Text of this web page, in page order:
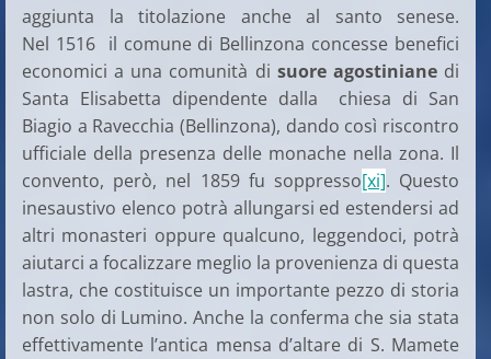
aggiunta la titolazione anche al santo senese.
Nel 1516 il comune di Bellinzona concesse benefici
economici a una comunità di suore agostinianedi
Santa Elisabetta dipendente dalla chiesa di San
Biagio a Ravecchia (Bellinzona), dando così riscontro
ufficiale della presenza delle monache nella zona. Il
convento, però, nel 1859 fu soppresso[xi]. Questo
inesaustivo elenco potrà allungarsi ed estendersi ad
altri monasteri oppure qualcuno, leggendoci, potrà
aiutarci a focalizzare meglio la provenienza di questa
lastra, che costituisce un importante pezzo di storia
non solo di Lumino. Anche la conferma che sia stata
effettivamente l’antica mensa d’altare di S. Mamete